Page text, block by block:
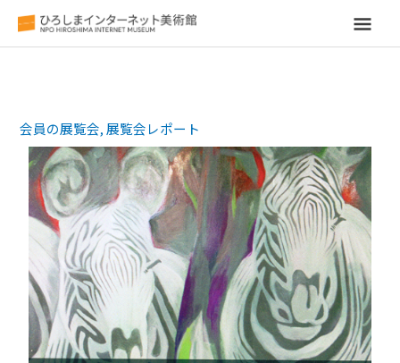
メ
メ
ニ
ュ
ー
会員の展覧会,展覧会レポート